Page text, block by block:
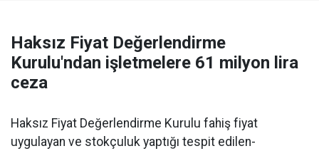
Haksız Fiyat Değerlendirme
Kurulu'ndan işletmelere 61 milyon lira
ceza
Haksız Fiyat Değerlendirme Kurulu fahiş fiyat
uygulayan ve stokçuluk yaptığı tespit edilen-